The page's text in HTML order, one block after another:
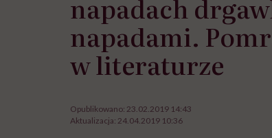
napadach
napadami.
w literaturze
Opublikowano: 23.02.2019 14:43
Aktualizacja: 24.04.2019 10:36